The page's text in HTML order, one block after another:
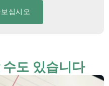
십시오
도 있습니다